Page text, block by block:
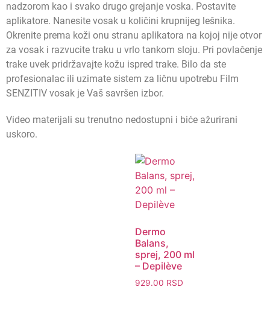
nadzorom kao i svako drugo grejanje voska. Postavite
aplikatore. Nanesite vosak u količini krupnijeg lešnika.
Okrenite prema koži onu stranu aplikatora na kojoj nije otvor
za vosak i razvucite traku u vrlo tankom sloju. Pri povlačenje
trake uvek pridržavajte kožu ispred trake. Bilo da ste
profesionalac ili uzimate sistem za ličnu upotrebu Film
SENZITIV vosak je Vaš savršen izbor.
Video materijali su trenutno nedostupni i biće ažurirani
uskoro.
Dermo
Balans,
sprej, 200 ml
– Depilève
929.00 RSD